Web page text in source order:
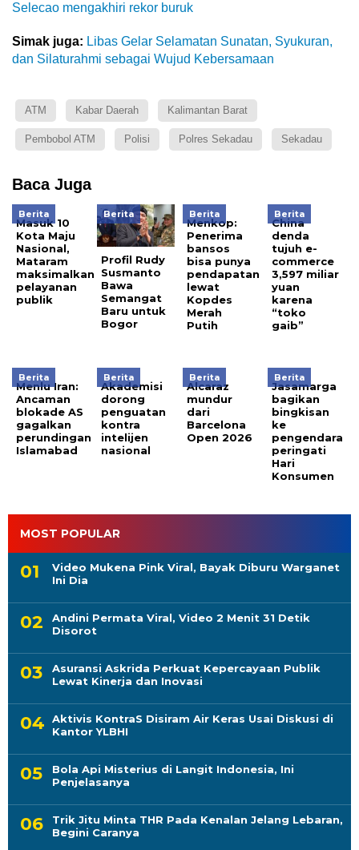
Selecao mengakhiri rekor buruk
Simak juga: Libas Gelar Selamatan Sunatan, Syukuran,
dan Silaturahmi sebagai Wujud Kebersamaan
ATM Kabar Daerah Kalimantan Barat
Pembobol ATM Polisi Polres Sekadau Sekadau
Baca Juga
Berita
Masuk 10
Kota Maju
Nasional,
Mataram
maksimalkan
pelayanan
publik
Berita
Profil Rudy
Susmanto
Bawa
Semangat
Baru untuk
Bogor
Berita
Menkop:
Penerima
bansos
bisa punya
pendapatan
lewat
Kopdes
Merah
Putih
Berita
China
denda
tujuh e-
commerce
3,597 miliar
yuan
karena
“toko
gaib”
Berita
Menlu Iran:
Ancaman
blokade AS
gagalkan
perundingan
Islamabad
Berita
Akademisi
dorong
penguatan
kontra
intelijen
nasional
Berita
Alcaraz
mundur
dari
Barcelona
Open 2026
Berita
Jasamarga
bagikan
bingkisan
ke
pengendara
peringati
Hari
Konsumen
MOST POPULAR
Video Mukena Pink Viral, Bayak Diburu Warganet
Ini Dia
Andini Permata Viral, Video 2 Menit 31 Detik
Disorot
Asuransi Askrida Perkuat Kepercayaan Publik
Lewat Kinerja dan Inovasi
Aktivis KontraS Disiram Air Keras Usai Diskusi di
Kantor YLBHI
Bola Api Misterius di Langit Indonesia, Ini
Penjelasanya
Trik Jitu Minta THR Pada Kenalan Jelang Lebaran,
Begini Caranya